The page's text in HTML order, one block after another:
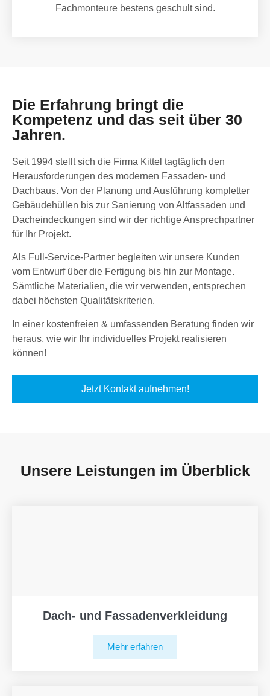
Fachmonteure bestens geschult sind.
Die Erfahrung bringt die
Kompetenz und das seit über 30
Jahren.
Seit 1994 stellt sich die Firma Kittel tagtäglich den
Herausforderungen des modernen Fassaden- und
Dachbaus. Von der Planung und Ausführung kompletter
Gebäudehüllen bis zur Sanierung von Altfassaden und
Dacheindeckungen sind wir der richtige Ansprechpartner
für Ihr Projekt.
Als Full-Service-Partner begleiten wir unsere Kunden
vom Entwurf über die Fertigung bis hin zur Montage.
Sämtliche Materialien, die wir verwenden, entsprechen
dabei höchsten Qualitätskriterien.
In einer kostenfreien & umfassenden Beratung finden wir
heraus, wie wir Ihr individuelles Projekt realisieren
können!
Jetzt Kontakt aufnehmen!
Unsere Leistungen im Überblick
Dach- und Fassadenverkleidung
Mehr erfahren